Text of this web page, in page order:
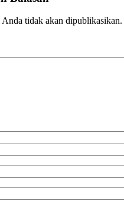
tidak akan dipublikasikan.